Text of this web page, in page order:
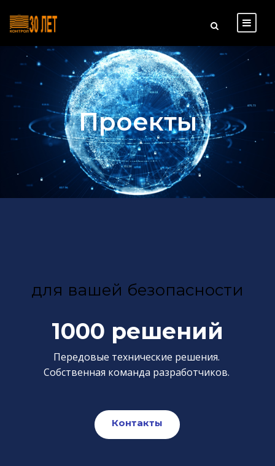
Проекты
1000 решений
Передовые технические решения.
Собственная команда разработчиков.
Контакты
для вашей безопасности